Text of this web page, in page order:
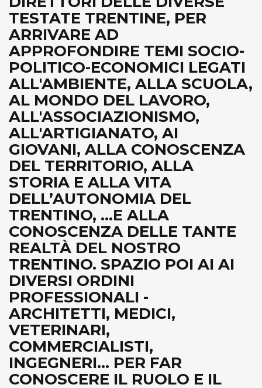
TESTATE TRENTINE, PER
ARRIVARE AD
APPROFONDIRE TEMI SOCIO-
POLITICO-ECONOMICI LEGATI
ALL'AMBIENTE, ALLA SCUOLA,
AL MONDO DEL LAVORO,
ALL'ASSOCIAZIONISMO,
ALL'ARTIGIANATO, AI
GIOVANI, ALLA CONOSCENZA
DEL TERRITORIO, ALLA
STORIA E ALLA VITA
DELL’AUTONOMIA DEL
TRENTINO, ...E ALLA
CONOSCENZA DELLE TANTE
REALTÀ DEL NOSTRO
TRENTINO. SPAZIO POI AI AI
DIVERSI ORDINI
PROFESSIONALI -
ARCHITETTI, MEDICI,
VETERINARI,
COMMERCIALISTI,
INGEGNERI... PER FAR
CONOSCERE IL RUOLO E IL